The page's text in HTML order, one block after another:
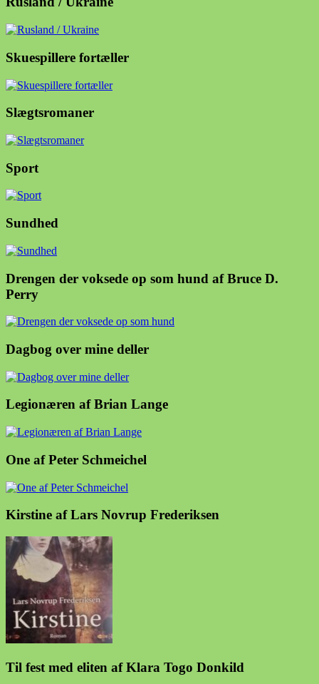
Skuespillere fortæller
Slægtsromaner
Sport
Sundhed
Drengen der voksede op som hund af Bruce D.
Perry
Dagbog over mine deller
Legionæren af Brian Lange
One af Peter Schmeichel
Kirstine af Lars Novrup Frederiksen
Til fest med eliten af Klara Togo Donkild